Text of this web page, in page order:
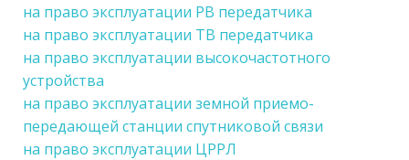
на право эксплуатации РВ передатчика
на право эксплуатации ТВ передатчика
на право эксплуатации высокочастотного
устройства
на право эксплуатации земной приемо-
передающей станции спутниковой связи
на право эксплуатации ЦРРЛ